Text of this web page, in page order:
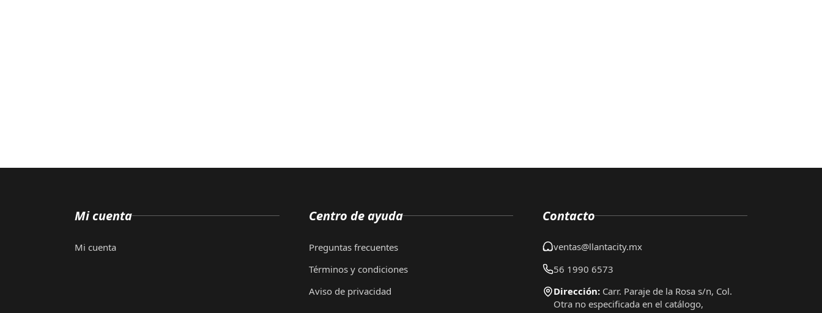
Mi cuenta
Mi cuenta
Centro de ayuda
Preguntas frecuentes
Términos y condiciones
Aviso de privacidad
Contacto
ventas@llantacity.mx
56 1990 6573
Dirección: Carr. Paraje de la Rosa s/n, Col.
Otra no especificada en el catálogo,